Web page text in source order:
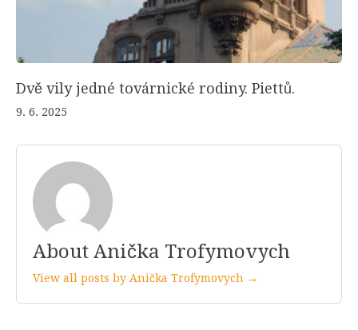
Dvě vily jedné továrnické rodiny. Piettů.
9. 6. 2025
About Anička Trofymovych
View all posts by Anička Trofymovych →